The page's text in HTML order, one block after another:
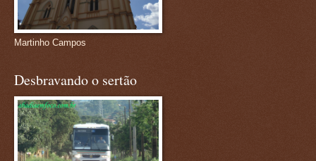
Martinho Campos
Desbravando o sertão